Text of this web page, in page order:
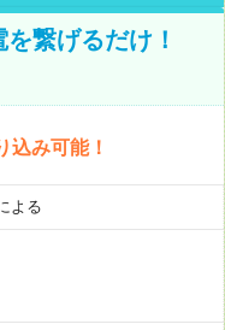
繋げるだけ！
込み可能！
よる